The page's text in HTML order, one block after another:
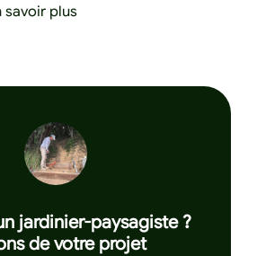
savoir plus
jardinier-paysagiste ?
de votre projet